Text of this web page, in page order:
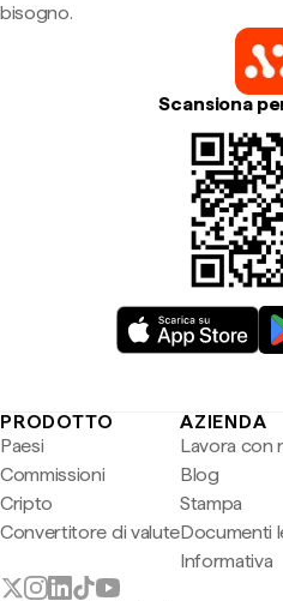
bisogno.
Scansiona
PRODOTTO
Paesi
Commissioni
Cripto
Convertitore di valute
AZIENDA
Lavora con
Blog
Stampa
Documenti
Informativa